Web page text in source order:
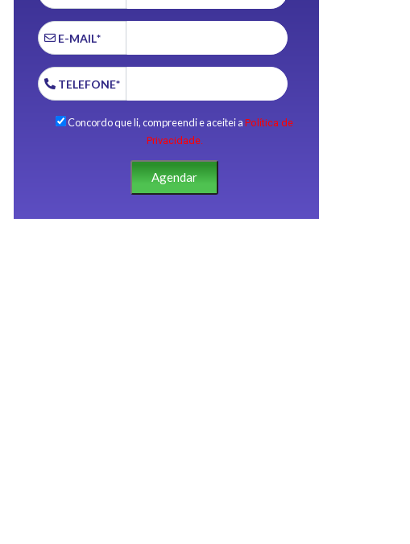
E-MAIL*
TELEFONE*
Concordo que li, compreendi e aceitei aPolítica de
Privacidade.
Agendar